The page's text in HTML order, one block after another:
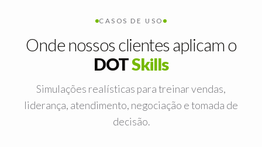
CASOS DE USO
Onde nossos clientes aplicam o
DOTSkills
Simulações realísticas para treinar vendas,
liderança, atendimento, negociação e tomada de
decisão.